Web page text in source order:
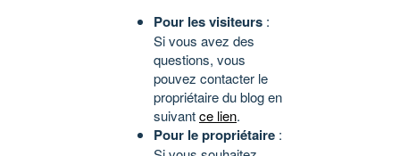
Pour les visiteurs :
Si vous avez des
questions, vous
pouvez contacter le
propriétaire du blog en
suivantce lien.
Pour le propriétaire :